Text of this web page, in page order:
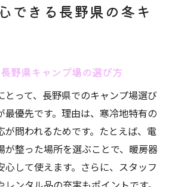
できる長野県の冬キ
野県キャンプ場の選び方
とって、長野県でのキャンプ場選び
最優先です。理由は、寒冷地特有の
が問われるためです。たとえば、電
が整った場所を選ぶことで、暖房器
心して使えます。さらに、スタッフ